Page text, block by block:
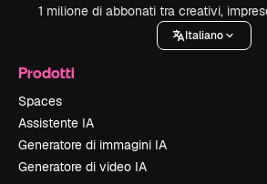
1 milione di abbonati tra creativi,
Italiano
Prodotti
Spaces
Assistente IA
Generatore di immagini IA
Generatore di video IA